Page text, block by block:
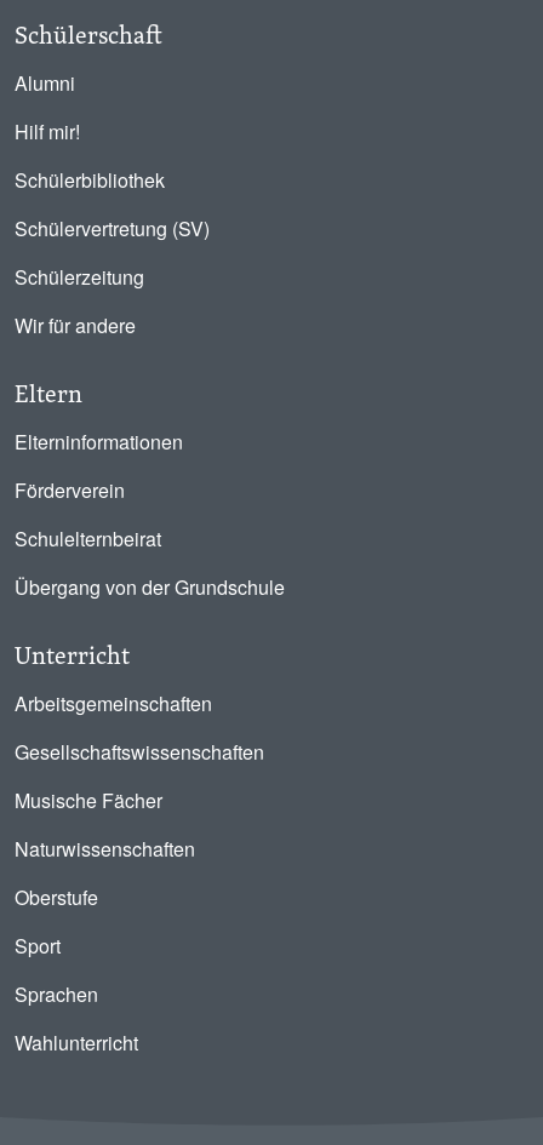
Schülerschaft
Alumni
Hilf mir!
Schülerbibliothek
Schülervertretung (SV)
Schülerzeitung
Wir für andere
Eltern
Elterninformationen
Förderverein
Schulelternbeirat
Übergang von der Grundschule
Unterricht
Arbeitsgemeinschaften
Gesellschaftswissenschaften
Musische Fächer
Naturwissenschaften
Oberstufe
Sport
Sprachen
Wahlunterricht